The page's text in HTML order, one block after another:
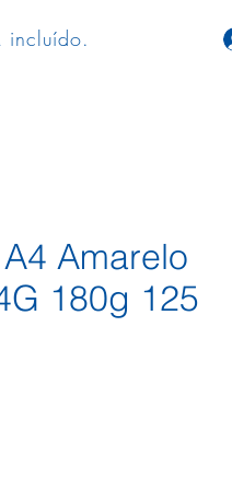
incluído.
Amarelo
180g 125